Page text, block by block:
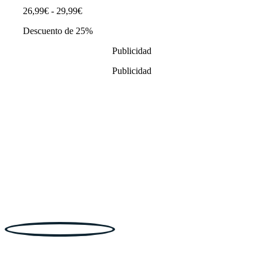
26,99€ - 29,99€Rango
precios:
Descuento de 25%
Publicidad
Publicidad